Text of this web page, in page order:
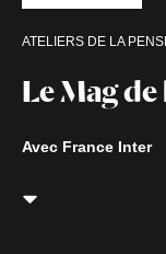
Le Mag de
ATELIERS DE LA
Avec France Inter